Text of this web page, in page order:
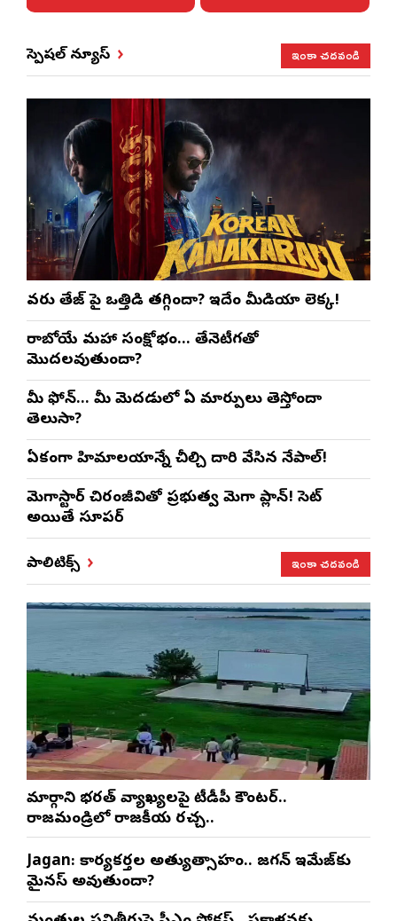
స్పెషల్ న్యూస్ ఇంకా చదవండి
వరుణ్ తేజ్‌ పై ఒత్తిడి తగ్గిందా? ఇదేం మీడియా లెక్క!
రాబోయే మహా సంక్షోభం… తేనెటీగతో
మొదలవుతుందా?
మీ ఫోన్… మీ మెదడులో ఏ మార్పులు తెస్తోందా
తెలుసా?
ఏకంగా హిమాలయాన్నే చీల్చి దారి వేసిన నేపాల్!
మెగాస్టార్ చిరంజీవితో ప్రభుత్వ మెగా ప్లాన్! సెట్
అయితే సూపర్
పాలిటిక్స్ ఇంకా చదవండి
మార్గాని భరత్ వ్యాఖ్యలపై టీడీపీ కౌంటర్..
రాజమండ్రిలో రాజకీయ రచ్చ..
Jagan: కార్యకర్తల అత్యుత్సాహం.. జగన్ ఇమేజ్‌కు
మైనస్ అవుతుందా?